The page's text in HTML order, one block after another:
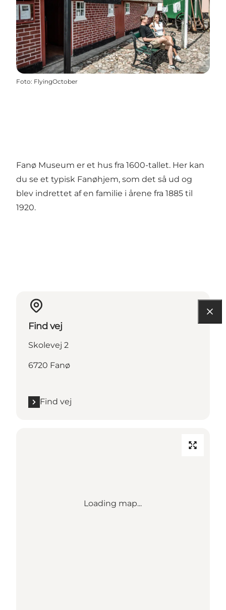
Foto: FlyingOctober
Fanø Museum er et hus fra 1600-tallet. Her kan
du se et typisk Fanøhjem, som det så ud og
blev indrettet af en familie i årene fra 1885 til
1920.
Find vej
Skolevej 2
6720 Fanø
Find vej
Loading map...